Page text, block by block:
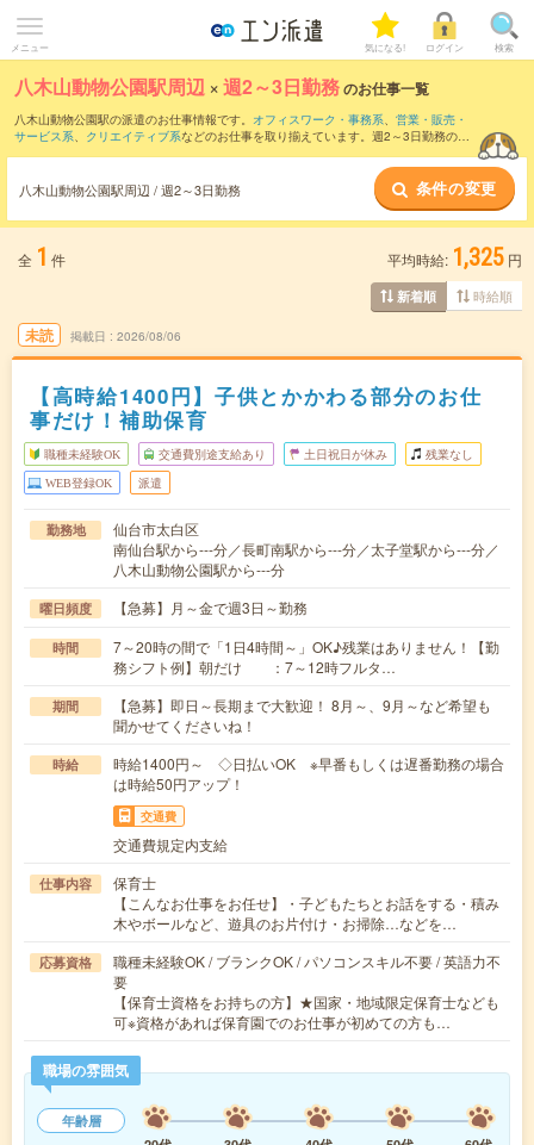
メニュー 気になる! ログイン 検索
八木山動物公園駅周辺 ×週2～3日勤務のお仕事一覧
八木山動物公園駅の派遣のお仕事情報です。 オフィスワーク・事務系、 営業・販売・
サービス系、 クリエイティブ系などのお仕事を取り揃えています。週2～3日勤務の条
八木山動物公園駅周辺 / 週2～3日勤務 条件の変更
全 1 件 平均時給: 1,325 円
新着順 時給順
未読 掲載日 2026/08/06
【高時給1400円】子供とかかわる部分のお仕
事だけ！補助保育
職種未経験OK 交通費別途支給あり 土日祝日が休み 残業なし
WEB登録OK 派遣
勤務地
仙台市太白区
南仙台駅から---分／長町南駅から---分／太子堂駅から---分／
八木山動物公園駅から---分
曜日頻度 【急募】月～金で週3日～勤務
時間
7～20時の間で「1日4時間～」OK♪残業はありません！【勤
務シフト例】朝だけ ：7～12時フルタ…
期間
【急募】即日～長期まで大歓迎！ 8月～、9月～など希望も
聞かせてくださいね！
時給
時給1400円～ ◇日払いOK ※早番もしくは遅番勤務の場合
は時給50円アップ！
交通費
交通費規定内支給
仕事内容
保育士
【こんなお仕事をお任せ】・子どもたちとお話をする・積み
木やボールなど、遊具のお片付け・お掃除…などを…
応募資格
職種未経験OK / ブランクOK / パソコンスキル不要 / 英語力不
要
【保育士資格をお持ちの方】★国家・地域限定保育士なども
可※資格があれば保育園でのお仕事が初めての方も…
職場の雰囲気
年齢層